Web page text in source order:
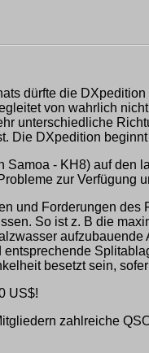
dürfte die
von wahrlich
unterschiedliche
Die DXpedition
- KH8) auf
zur Verfügung
und Forderungen
So ist z. B die
besetzt sein,
US$!
zahlreiche